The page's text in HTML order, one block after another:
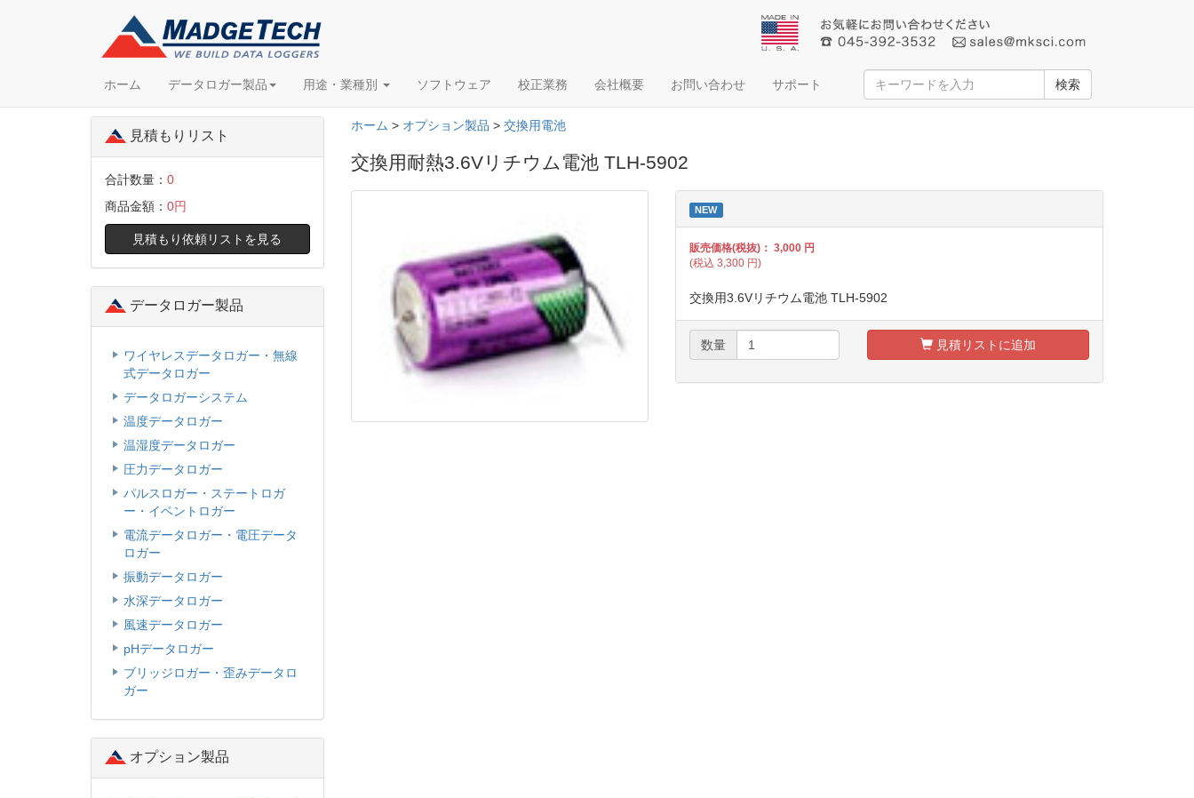
ホーム データロガー製品 用途・業種別 ソフトウェア 校正業務 会社概要 お問い合わせ サポート 検索
ホーム > オプション製品 > 交換用電池
交換用耐熱3.6Vリチウム電池 TLH-5902
NEW
販売価格(税抜)：3,000 円
(税込3,300 円)
交換用3.6Vリチウム電池 TLH-5902
数量 見積リストに追加
見積もりリスト
合計数量： 0
商品金額： 0円
見積もり依頼リストを見る
データロガー製品
ワイヤレスデータロガー・無線
式データロガー
データロガーシステム
温度データロガー
温湿度データロガー
圧力データロガー
パルスロガー・ステートロガ
ー・イベントロガー
電流データロガー・電圧データ
ロガー
振動データロガー
水深データロガー
風速データロガー
pHデータロガー
ブリッジロガー・歪みデータロ
ガー
オプション製品